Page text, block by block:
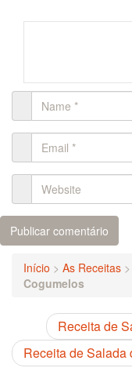
Início > As Receitas >
Cogumelos
Receita de
Receita de Salada